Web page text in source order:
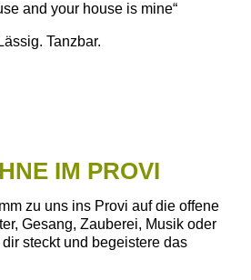
and your house is mine“
Tanzbar.
IM PROVI
zu uns ins Provi auf die offene
Gesang, Zauberei, Musik oder
steckt und begeistere das